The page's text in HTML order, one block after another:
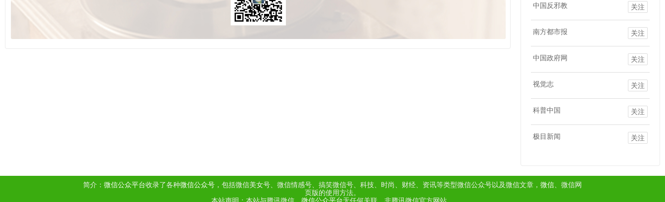
中国反邪教 关注
南方都市报 关注
中国政府网 关注
视觉志 关注
科普中国 关注
极目新闻 关注
简介： 微信公众平台收录了各种微信公众号 ，包括微信美女号、微信情感号、搞笑微信号、科技、时尚、财经、资讯等类型微信公众号以及微信文章， 微信 、微信网
页版的使用方法。
本站声明：本站与腾讯微信、 微信公众平台无任何关联，非腾讯微信官方网站。